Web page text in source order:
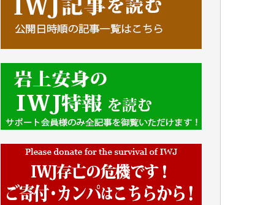
■■■■■■
IWJには、ご寄付・カンパをいただいた方々